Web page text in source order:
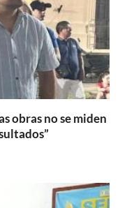
obras no se miden